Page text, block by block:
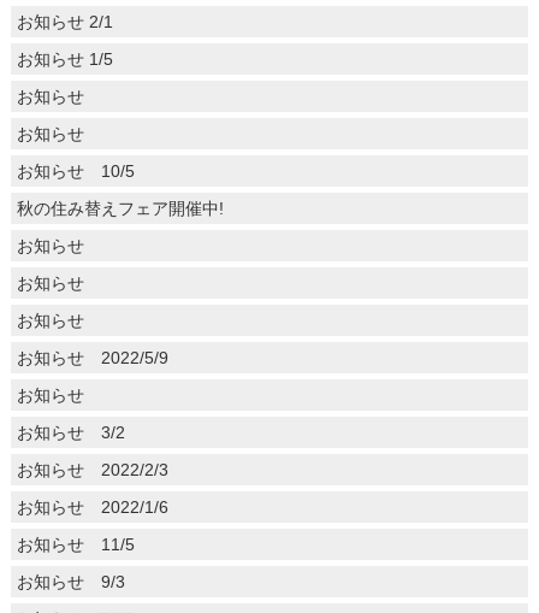
お知らせ 2/1
お知らせ 1/5
お知らせ
お知らせ
お知らせ 10/5
秋の住み替えフェア開催中!
お知らせ
お知らせ
お知らせ
お知らせ 2022/5/9
お知らせ
お知らせ 3/2
お知らせ 2022/2/3
お知らせ 2022/1/6
お知らせ 11/5
お知らせ 9/3